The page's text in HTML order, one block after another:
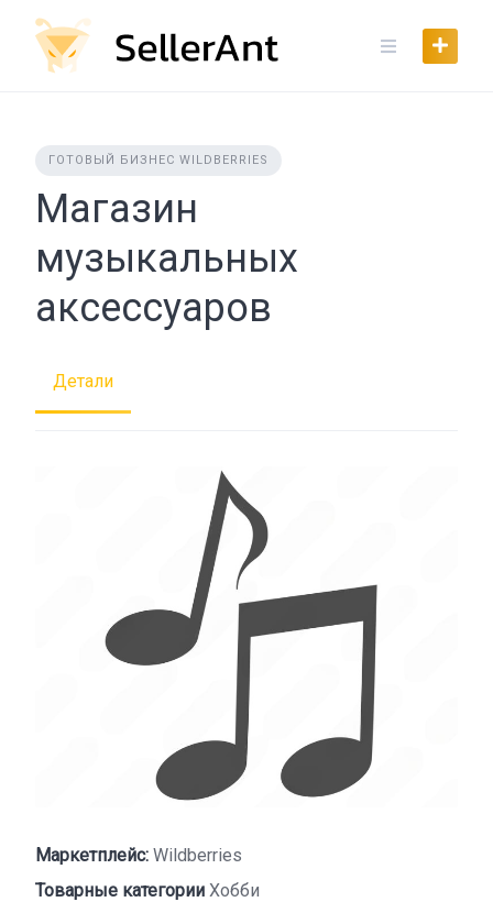
content
ГОТОВЫЙ БИЗНЕС WILDBERRIES
Магазин
музыкальных
аксессуаров
Детали
Маркетплейс: Wildberries
Товарные категории Хобби